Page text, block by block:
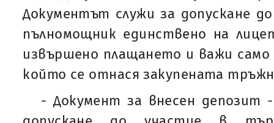
Документът служи за допускане
пълномощник единствено на
извършено плащането и важи само
който се отнася закупената
- Документ за внесен депозит